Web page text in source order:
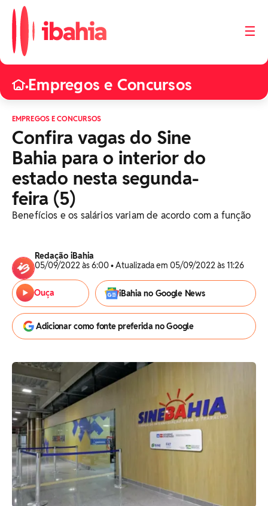
☰
•Empregos e Concursos
EMPREGOS E CONCURSOS
Confira vagas do Sine
Bahia para o interior do
estado nesta segunda-
feira (5)
Benefícios e os salários variam de acordo com a função
Redação iBahia
05/09/2022 às 6:00 • Atualizada em 05/09/2022 às 11:26
Ouça iBahia no Google News
Adicionar como fonte preferida no Google